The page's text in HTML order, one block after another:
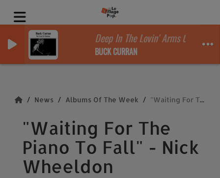
Deep In The Lovin' Arms Of My Babe
BUCK CURRAN
News Albums Of The Week "Waiting For The Piano To Fall" - Nick Wheeldon
"Waiting For The
Piano To Fall" - Nick
Wheeldon